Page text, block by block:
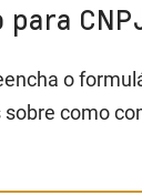
o
como